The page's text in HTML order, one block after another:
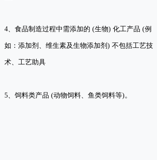
4、食品制造过程中需添加的 (生物) 化工产品 (例
如：添加剂、维生素及生物添加剂) 不包括工艺技
术、工艺助具
5、饲料类产品 (动物饲料、鱼类饲料等)。